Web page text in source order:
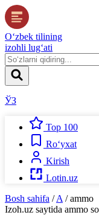
O‘zbek tilining
izohli lug‘ati
ЎЗ
Top 100
Ro‘yxat
Kirish
Lotin.uz
Bosh sahifa / A / ammo
Izoh.uz saytida ammo